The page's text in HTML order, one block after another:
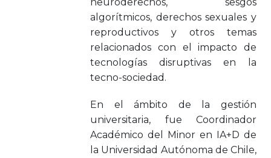
algorítmicos, derechos sexuales y
reproductivos y otros temas
relacionados con el impacto de
tecnologías disruptivas en la
tecno-sociedad.
En el ámbito de la gestión
universitaria, fue Coordinador
Académico del Minor en IA+D de
la Universidad Autónoma de Chile,